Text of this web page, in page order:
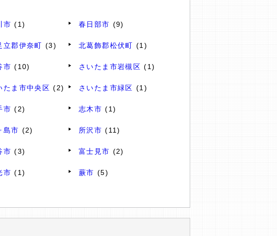
市 (1) 春日部市 (9)
立郡伊奈町 (3) 北葛飾郡松伏町 (1)
市 (10) さいたま市岩槻区 (1)
たま市中央区 (2) さいたま市緑区 (1)
市 (2) 志木市 (1)
島市 (2) 所沢市 (11)
市 (3) 富士見市 (2)
市 (1) 蕨市 (5)